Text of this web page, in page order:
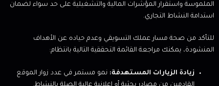
الملموسة واستقرار المؤشرات المالية والتشغيلية على حد سواء لضمان
استدامة النشاط التجاري.
للتأكد من صحة مسار عملك التسويقي وعدم حياده عن الأهداف
المنشودة، يمكنك مراجعة القائمة التحققية التالية بانتظام:
زيادة الزيارات المستهدفة: نمو مستمر في عدد زوار الموقع